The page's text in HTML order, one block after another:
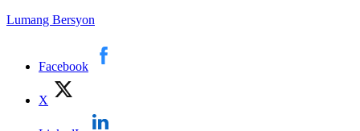
Lumang Bersyon
Facebook
X